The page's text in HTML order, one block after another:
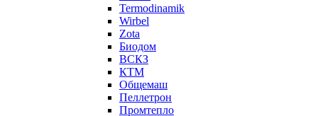
Termodinamik
Wirbel
Zota
Биодом
ВСКЗ
КТМ
Общемаш
Пеллетрон
Промтепло